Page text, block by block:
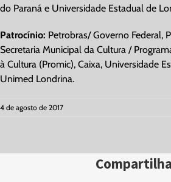
do Paraná e Universidade Estadual de
Patrocínio: Petrobras/ Governo Federal,
Secretaria Municipal da Cultura /
à Cultura (Promic), Caixa, Universidade
Unimed Londrina.
4 de agosto de 2017